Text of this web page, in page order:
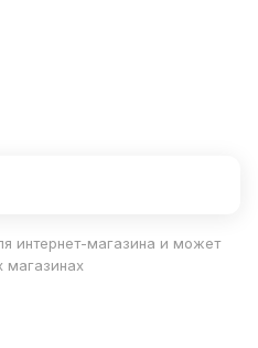
интернет-магазина и может
магазинах